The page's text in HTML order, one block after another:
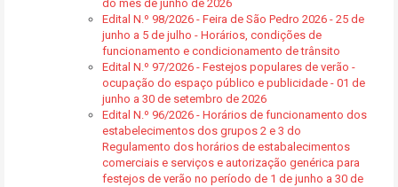
do mês de junho de 2026
Edital N.º 98/2026 - Feira de São Pedro 2026 - 25 de
junho a 5 de julho - Horários, condições de
funcionamento e condicionamento de trânsito
Edital N.º 97/2026 - Festejos populares de verão -
ocupação do espaço público e publicidade - 01 de
junho a 30 de setembro de 2026
Edital N.º 96/2026 - Horários de funcionamento dos
estabelecimentos dos grupos 2 e 3 do
Regulamento dos horários de estabalecimentos
comerciais e serviços e autorização genérica para
festejos de verão no período de 1 de junho a 30 de